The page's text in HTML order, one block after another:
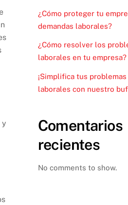
y
¿Cómo proteger tu
demandas laborales?
¿Cómo resolver los
laborales en tu empresa?
¡Simplifica tus
laborales con nuestro
Comentarios
recientes
No comments to show.